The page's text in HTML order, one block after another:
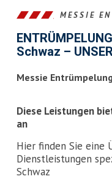
left
MESSIE
Schwaz –
Messie
Diese Leistungen
an
Hier finden Sie eine
Dienstleistungen
Schwaz